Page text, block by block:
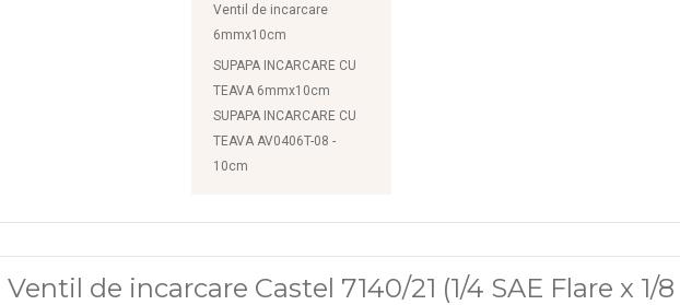
Ventil de incarcare
6mmx10cm
SUPAPA INCARCARE CU
TEAVA 6mmx10cm
SUPAPA INCARCARE CU
TEAVA AV0406T-08 -
10cm
Ventil de incarcare Castel 7140/21 (1/4 SAE Flare x 1/